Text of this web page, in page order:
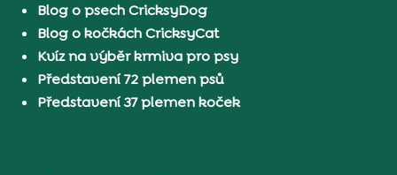
Blog o psech CricksyDog
Blog o kočkách CricksyCat
Kvíz na výběr krmiva pro psy
Představení 72 plemen psů
Představení 37 plemen koček